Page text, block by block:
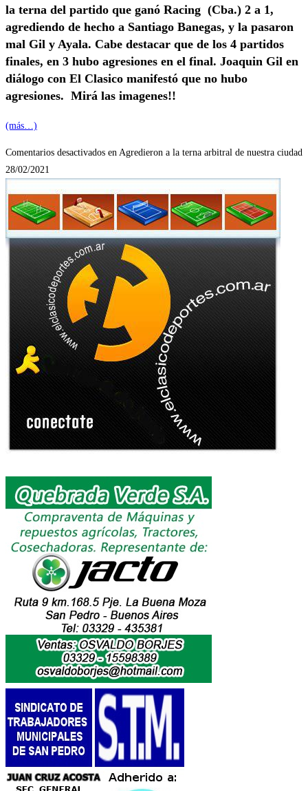
la terna del partido que ganó Racing (Cba.) 2 a 1,
agrediendo de hecho a Santiago Banegas, y la pasaron
mal Gil y Ayala. Cabe destacar que de los 4 partidos
finales, en 3 hubo agresiones en el final. Joaquin Gil en
diálogo con El Clasico manifestó que no hubo
agresiones. Mirá las imagenes!!
(más…)
Comentarios desactivados en Agredieron a la terna arbitral de nuestra ciudad
28/02/2021